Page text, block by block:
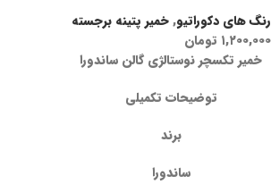
رنگ های دکوراتیو,خمیر پتینه برجسته
۱,۲۰۰,۰۰۰ تومان
خمیر تکسچر نوستالژی گالن ساندورا
توضیحات تکمیلی
برند
ساندورا